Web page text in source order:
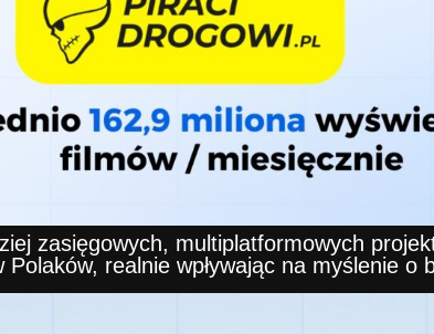
zasięgowych, multiplatformowych
realnie wpływając na myślenie o